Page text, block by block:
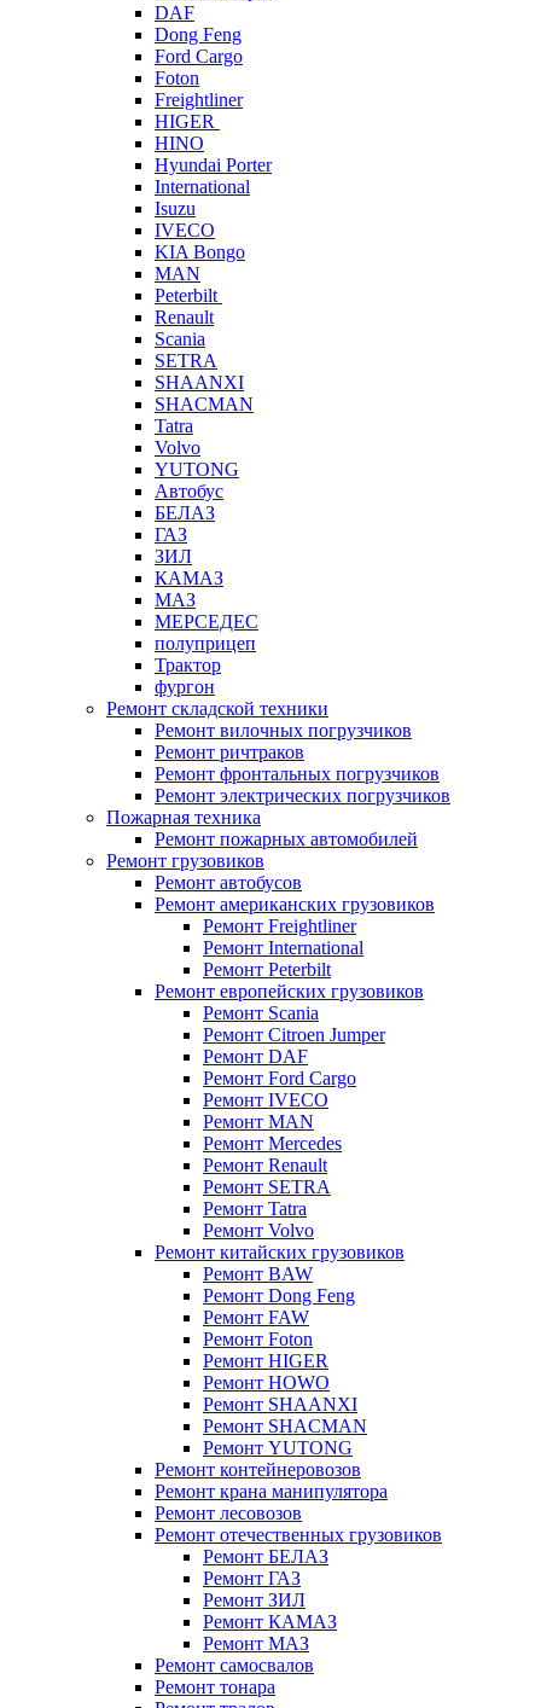
DAF
Dong Feng
Ford Cargo
Foton
Freightliner
HIGER
HINO
Hyundai Porter
International
Isuzu
IVECO
KIA Bongo
MAN
Peterbilt
Renault
Scania
SETRA
SHAANXI
SHACMAN
Tatra
Volvo
YUTONG
Автобус
БЕЛАЗ
ГАЗ
ЗИЛ
КАМАЗ
МАЗ
МЕРСЕДЕС
полуприцеп
Трактор
фургон
Ремонт складской техники
Ремонт вилочных погрузчиков
Ремонт ричтраков
Ремонт фронтальных погрузчиков
Ремонт электрических погрузчиков
Пожарная техника
Ремонт пожарных автомобилей
Ремонт грузовиков
Ремонт автобусов
Ремонт американских грузовиков
Ремонт Freightliner
Ремонт International
Ремонт Peterbilt
Ремонт европейских грузовиков
Ремонт Scania
Ремонт Citroen Jumper
Ремонт DAF
Ремонт Ford Cargo
Ремонт IVECO
Ремонт MAN
Ремонт Mercedes
Ремонт Renault
Ремонт SETRA
Ремонт Tatra
Ремонт Volvo
Ремонт китайских грузовиков
Ремонт BAW
Ремонт Dong Feng
Ремонт FAW
Ремонт Foton
Ремонт HIGER
Ремонт HOWO
Ремонт SHAANXI
Ремонт SHACMAN
Ремонт YUTONG
Ремонт контейнеровозов
Ремонт крана манипулятора
Ремонт лесовозов
Ремонт отечественных грузовиков
Ремонт БЕЛАЗ
Ремонт ГАЗ
Ремонт ЗИЛ
Ремонт КАМАЗ
Ремонт МАЗ
Ремонт самосвалов
Ремонт тонара